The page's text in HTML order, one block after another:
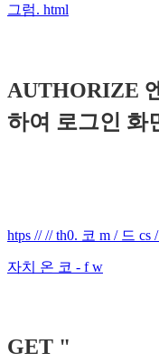
그럼. html
AUTHORIZE
하여 로그인 화
htps // // th0. 코 m / 드
자치 온 코 - f w
GET "